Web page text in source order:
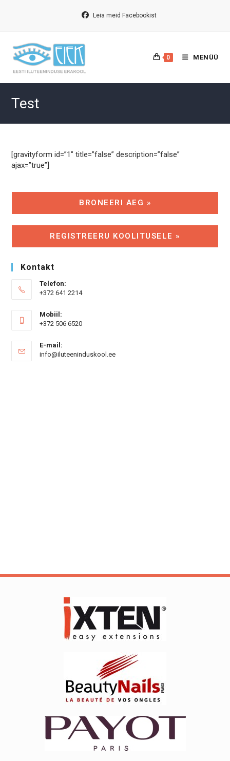
Leia meid Facebookist
0 MENÜÜ
Test
[gravityform id=”1″ title=”false” description=”false”
ajax=”true”]
BRONEERI AEG »
REGISTREERU KOOLITUSELE »
Kontakt
Telefon:
+372 641 2214
Mobiil:
+372 506 6520
E-mail:
info@iluteeninduskool.eeOpens